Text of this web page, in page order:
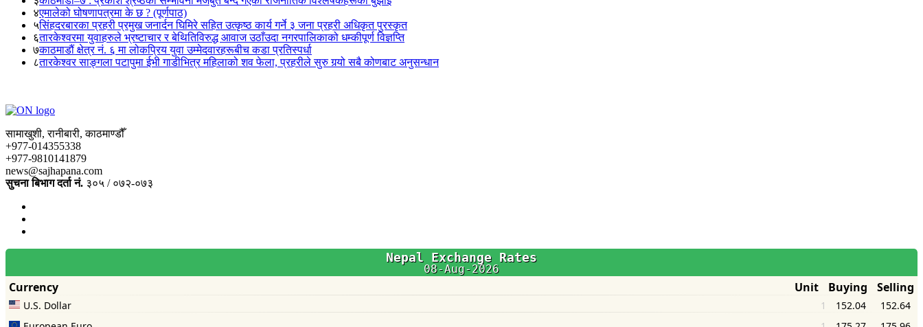
४एमालेको घोषणापत्रमा के छ ? (पूर्णपाठ)
५सिंहदरबारका प्रहरी प्रमुख जनार्दन घिमिरे सहित उत्कृष्ठ कार्य गर्ने ३ जना प्रहरी अधिकृत पुरस्कृत
६तारकेश्वरमा युवाहरुले भ्रष्टाचार र बेथितिविरुद्ध आवाज उठाँउदा नगरपालिकाको धम्कीपूर्ण विज्ञप्ति
७काठमाडौं क्षेत्र नं. ६ मा लोकप्रिय युवा उम्मेदवारहरूबीच कडा प्रतिस्पर्धा
८तारकेश्वर साङ्गला पटापुमा ईभी गाडीभित्र महिलाको शव फेला, प्रहरीले सुरु गर्‍यो सबै कोणबाट अनुसन्धान
सामाखुशी, रानीबारी, काठमाण्डौँ
+977-014355338
+977-9810141879
news@sajhapana.com
सुचना बिभाग दर्ता नं. ३०५ / ०७२-०७३